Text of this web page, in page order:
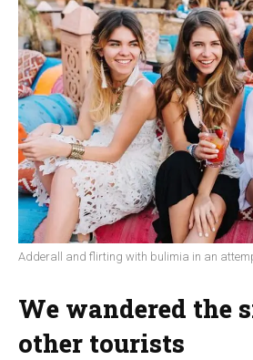
Adderall and flirting with bulimia in an
We wandered the
other tourists